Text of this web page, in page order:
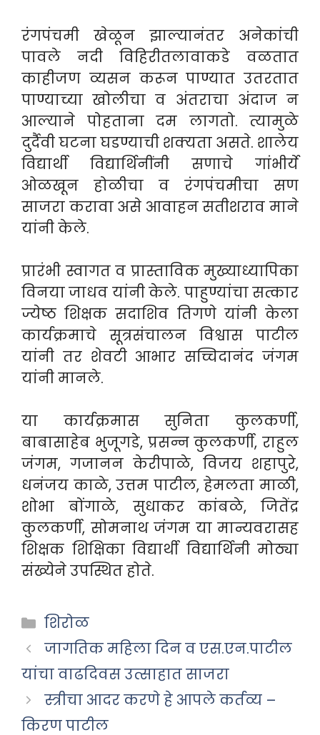
रंगपंचमी खेळून झाल्यानंतर अनेकांची
पावले नदी विहिरीतलावाकडे वळतात
काहीजण व्यसन करून पाण्यात उतरतात
पाण्याच्या खोलीचा व अंतराचा अंदाज न
आल्याने पोहताना दम लागतो. त्यामुळे
दुर्दैवी घटना घडण्याची शक्यता असते. शालेय
विद्यार्थी विद्यार्थिनींनी सणाचे गांभीर्ये
ओळखून होळीचा व रंगपंचमीचा सण
साजरा करावा असे आवाहन सतीशराव माने
यांनी केले.
प्रारंभी स्वागत व प्रास्ताविक मुख्याध्यापिका
विनया जाधव यांनी केले. पाहुण्यांचा सत्कार
ज्येष्ठ शिक्षक सदाशिव तिगणे यांनी केला
कार्यक्रमाचे सूत्रसंचालन विश्वास पाटील
यांनी तर शेवटी आभार सच्चिदानंद जंगम
यांनी मानले.
या कार्यक्रमास सुनिता कुलकर्णी,
बाबासाहेब भुजूगडे, प्रसन्न कुलकर्णी, राहुल
जंगम, गजानन केरीपाळे, विजय शहापुरे,
धनंजय काळे, उत्तम पाटील, हेमलता माळी,
शोभा बोंगाळे, सुधाकर कांबळे, जितेंद्र
कुलकर्णी, सोमनाथ जंगम या मान्यवरासह
शिक्षक शिक्षिका विद्यार्थी विद्यार्थिनी मोठ्या
संख्येने उपस्थित होते.
Categories
शिरोळ
जागतिक महिला दिन व एस.एन.पाटील
यांचा वाढदिवस उत्साहात साजरा
स्त्रीचा आदर करणे हे आपले कर्तव्य –
किरण पाटील